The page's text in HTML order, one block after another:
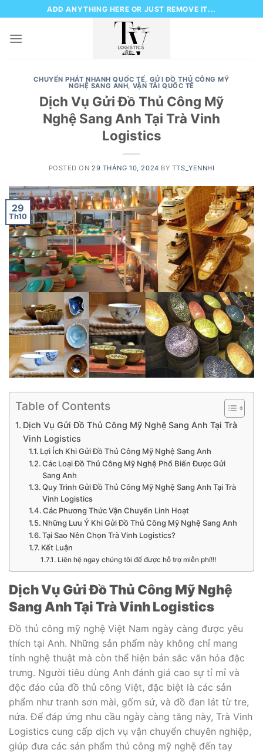
to
content
ADD ANYTHING HERE OR JUST REMOVE IT...
CHUYỂN PHÁT NHANH QUỐC TẾ, GỬI ĐỒ THỦ CÔNG MỸ
NGHỆ SANG ANH, VẬN TẢI QUỐC TẾ
Dịch Vụ Gửi Đồ Thủ Công Mỹ
Nghệ Sang Anh Tại Trà Vinh
Logistics
POSTED ON 29 THÁNG 10, 2024 BY TTS_YENNHI
29
Th10
Table of Contents
Dịch Vụ Gửi Đồ Thủ Công Mỹ Nghệ Sang Anh Tại Trà
Vinh Logistics
Lợi Ích Khi Gửi Đồ Thủ Công Mỹ Nghệ Sang Anh
Các Loại Đồ Thủ Công Mỹ Nghệ Phổ Biến Được Gửi
Sang Anh
Quy Trình Gửi Đồ Thủ Công Mỹ Nghệ Sang Anh Tại Trà
Vinh Logistics
Các Phương Thức Vận Chuyển Linh Hoạt
Những Lưu Ý Khi Gửi Đồ Thủ Công Mỹ Nghệ Sang Anh
Tại Sao Nên Chọn Trà Vinh Logistics?
Kết Luận
Liên hệ ngay chúng tôi để được hỗ trợ miễn phí!!!
Dịch Vụ Gửi Đồ Thủ Công Mỹ Nghệ
Sang Anh Tại Trà Vinh Logistics
Đồ thủ công mỹ nghệ Việt Nam ngày càng được yêu
thích tại Anh. Những sản phẩm này không chỉ mang
tính nghệ thuật mà còn thể hiện bản sắc văn hóa đặc
trưng. Người tiêu dùng Anh đánh giá cao sự tỉ mỉ và
độc đáo của đồ thủ công Việt, đặc biệt là các sản
phẩm như tranh sơn mài, gốm sứ, và đồ đan lát từ tre,
nứa. Để đáp ứng nhu cầu ngày càng tăng này, Trà Vinh
Logistics cung cấp dịch vụ vận chuyển chuyên nghiệp,
giúp đưa các sản phẩm thủ công mỹ nghệ đến tay